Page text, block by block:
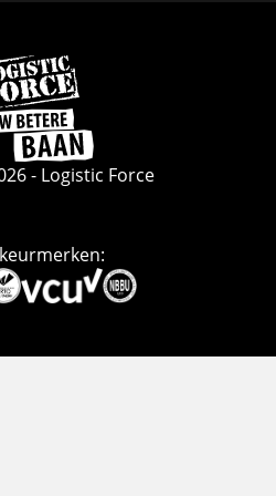
- Logistic Force